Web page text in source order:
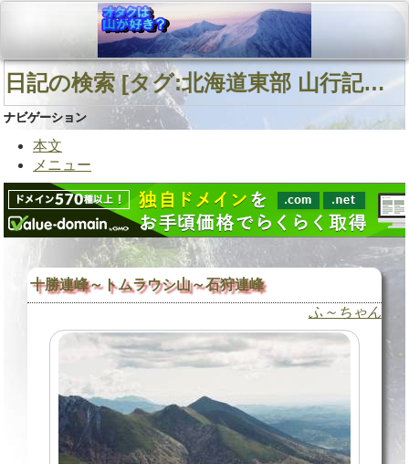
日記の検索 [タグ:北海道東部 山行記録 石狩岳 十勝岳] 01～01(01件中)
ナビゲーション
本文
メニュー
十勝連峰～トムラウシ山～石狩連峰
ふ～ちゃん